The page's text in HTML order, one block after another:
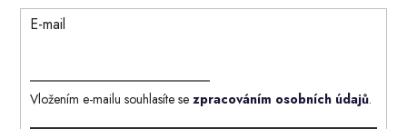
E-mail
Vložením e-mailu souhlasíte se zpracováním osobních údajů.